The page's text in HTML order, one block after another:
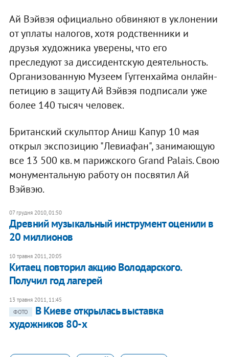
Ай Вэйвэя официально обвиняют в уклонении
от уплаты налогов, хотя родственники и
друзья художника уверены, что его
преследуют за диссидентскую деятельность.
Организованную Музеем Гуггенхайма онлайн-
петицию в защиту Ай Вэйвэя подписали уже
более 140 тысяч человек.
Британский скульптор Аниш Капур 10 мая
открыл экспозицию "Левиафан", занимающую
все 13 500 кв. м парижского Grand Palais. Cвою
монументальную работу он посвятил Ай
Вэйвэю.
07 грудня 2010, 01:50
Древний музыкальный инструмент оценили в
20 миллионов
10 травня 2011, 20:05
Китаец повторил акцию Володарского.
Получил год лагерей
13 травня 2011, 11:45
ФОТО
В Киеве открылась выставка
художников 80-х